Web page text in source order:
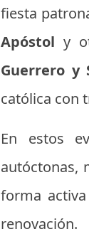
fiesta
Apóstol y
Guerrero y
católica con
En estos
autóctonas,
forma
renovación.